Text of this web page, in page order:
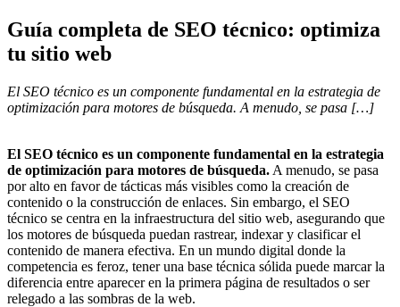
Guía completa de SEO técnico: optimiza
tu sitio web
El SEO técnico es un componente fundamental en la estrategia de
optimización para motores de búsqueda. A menudo, se pasa […]
El SEO técnico es un componente fundamental en la estrategia
de optimización para motores de búsqueda. A menudo, se pasa
por alto en favor de tácticas más visibles como la creación de
contenido o la construcción de enlaces. Sin embargo, el SEO
técnico se centra en la infraestructura del sitio web, asegurando que
los motores de búsqueda puedan rastrear, indexar y clasificar el
contenido de manera efectiva. En un mundo digital donde la
competencia es feroz, tener una base técnica sólida puede marcar la
diferencia entre aparecer en la primera página de resultados o ser
relegado a las sombras de la web.